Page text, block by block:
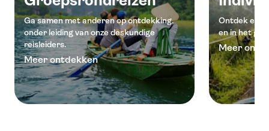
Ga samen met anderen op ontdekking,
onder leiding van onze deskundige
reisleiders.
Meer ontdekken
Ontdek een
en in het
Meer